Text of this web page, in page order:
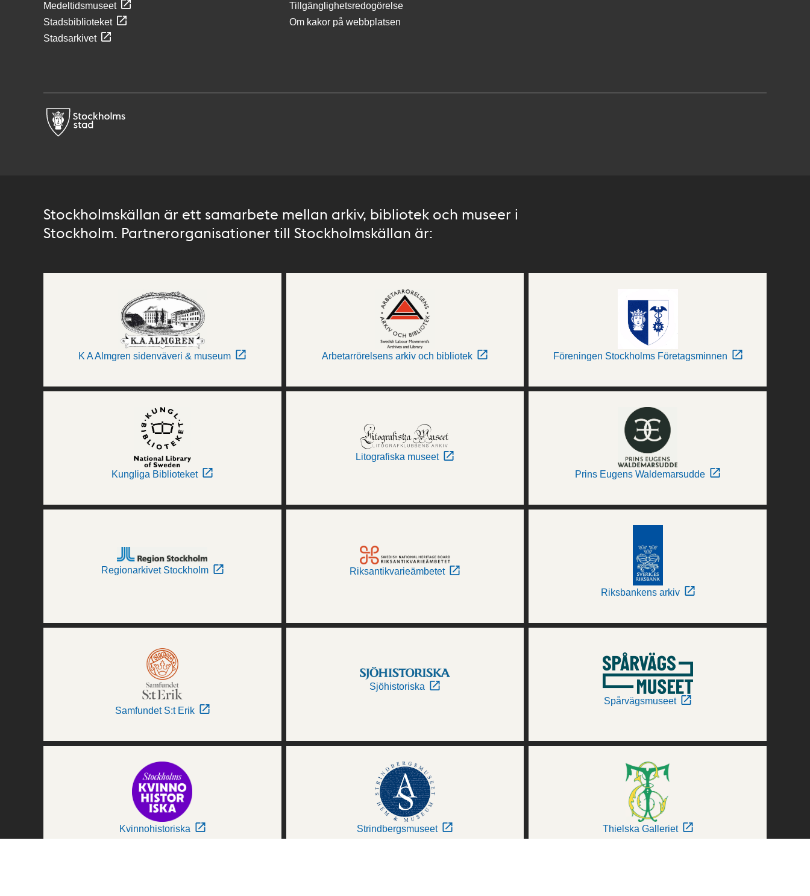
Medeltidsmuseet
Stadsbiblioteket
Stadsarkivet
Tillgänglighetsredogörelse
Om kakor på webbplatsen
Stockholmskällan är ett samarbete mellan arkiv, bibliotek och museer i
Stockholm. Partnerorganisationer till Stockholmskällan är:
K A Almgren sidenväveri & museum Arbetarrörelsens arkiv och bibliotek Föreningen Stockholms Företagsminnen
Kungliga Biblioteket
Litografiska museet
Prins Eugens Waldemarsudde
Regionarkivet Stockholm Riksantikvarieämbetet
Riksbankens arkiv
Samfundet S:t Erik
Sjöhistoriska
Spårvägsmuseet
Kvinnohistoriska Strindbergsmuseet Thielska Galleriet